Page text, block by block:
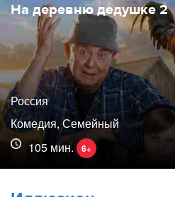
На деревню дедушке 2
Россия
Комедия, Семейный
105 мин.
6+